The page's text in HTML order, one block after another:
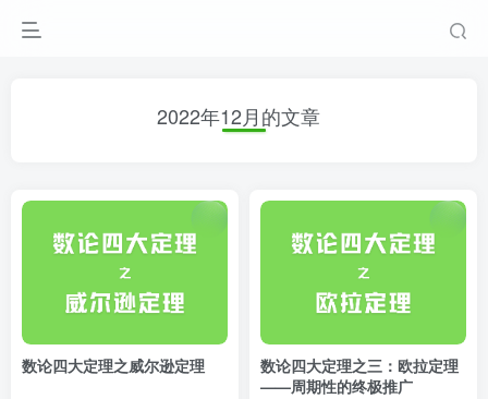
2022年12月的文章
数论四大定理之威尔逊定理
数论四大定理之三：欧拉定理
——周期性的终极推广